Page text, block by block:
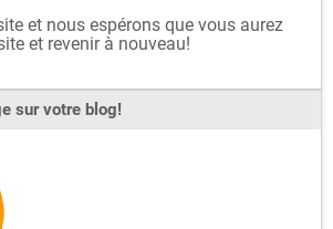
et nous espérons que vous aurez
et revenir à nouveau!
sur votre blog!